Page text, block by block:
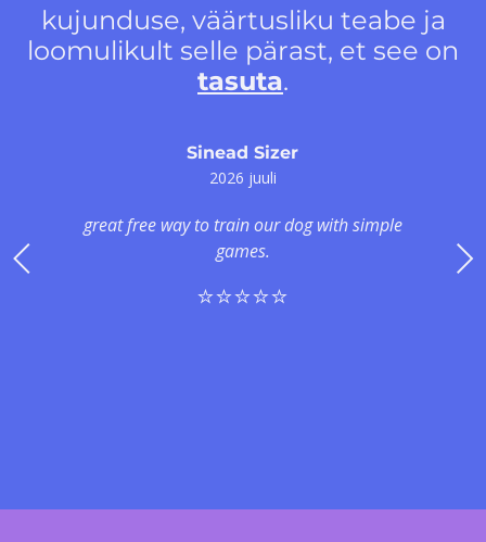
kujunduse, väärtusliku teabe ja
loomulikult selle pärast, et see on
tasuta.
Sinead Sizer
2026 juuli
great free way to train our dog with simple
games.
⭐️⭐️⭐️⭐️⭐️